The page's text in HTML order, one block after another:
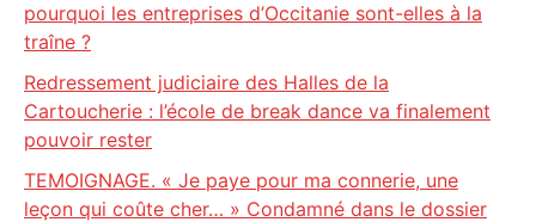
pourquoi les entreprises d’Occitanie sont-elles à la
traîne ?
Redressement judiciaire des Halles de la
Cartoucherie : l’école de break dance va finalement
pouvoir rester
TEMOIGNAGE. « Je paye pour ma connerie, une
leçon qui coûte cher… » Condamné dans le dossier